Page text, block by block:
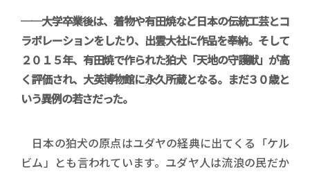
──大学卒業後は、着物や有田焼など日本の伝統工芸とコ
ラボレーションをしたり、出雲大社に作品を奉納。そして
２０１５年、有田焼で作られた狛犬「天地の守護獣」が高
く評価され、大英博物館に永久所蔵となる。まだ３０歳と
いう異例の若さだった。
日本の狛犬の原点はユダヤの経典に出てくる「ケル
ビム」とも言われています。ユダヤ人は流浪の民だか